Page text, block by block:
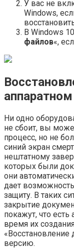
У вас не
Windows,
В Windows
файлов«,
Ни одно
не сбоит, вы
процесс, но не
синий экран
нештатному
которых были
они
дает
защиту. В таких
закрытие
покажут, что
время их
версию.